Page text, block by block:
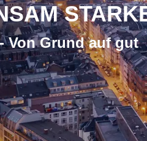
Von Grund auf gut